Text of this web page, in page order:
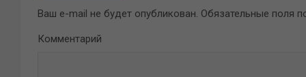
Ваш e-mail не будет опубликован. Обязательные поля
Комментарий